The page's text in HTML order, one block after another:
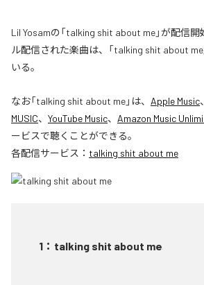
Lil Yosamの「talking shit about me」が配信
ル配信された楽曲は、「talking shit about me
いる。
なお「talking shit about me」は、 Apple Music、
MUSIC、 YouTube Music、 Amazon Music
ービスで聴くことができる。
各配信サービス： talking shit about me
1 ： talking shit about me